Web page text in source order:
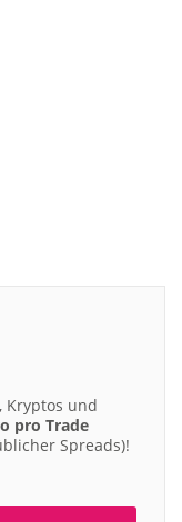
Kryptos und
pro Trade
Spreads)!